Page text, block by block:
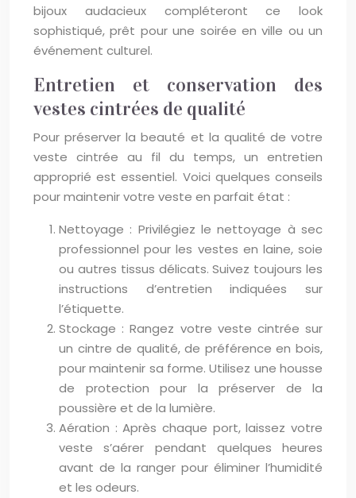
bijoux audacieux compléteront ce look
sophistiqué, prêt pour une soirée en ville ou un
événement culturel.
Entretien et conservation des
vestes cintrées de qualité
Pour préserver la beauté et la qualité de votre
veste cintrée au fil du temps, un entretien
approprié est essentiel. Voici quelques conseils
pour maintenir votre veste en parfait état :
Nettoyage : Privilégiez le nettoyage à sec
professionnel pour les vestes en laine, soie
ou autres tissus délicats. Suivez toujours les
instructions d’entretien indiquées sur
l’étiquette.
Stockage : Rangez votre veste cintrée sur
un cintre de qualité, de préférence en bois,
pour maintenir sa forme. Utilisez une housse
de protection pour la préserver de la
poussière et de la lumière.
Aération : Après chaque port, laissez votre
veste s’aérer pendant quelques heures
avant de la ranger pour éliminer l’humidité
et les odeurs.